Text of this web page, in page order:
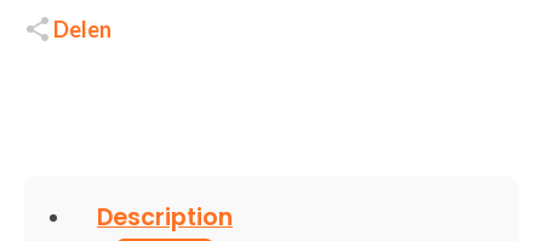
Delen
Description